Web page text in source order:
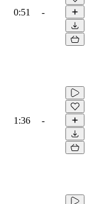
0:51 -
1:36 -